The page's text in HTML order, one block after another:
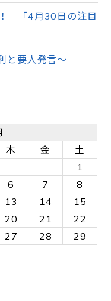
「4月30日の注目
と要人発言～
木 金
土
1
6 7
8
13 14
15
20 21
22
27 28
29